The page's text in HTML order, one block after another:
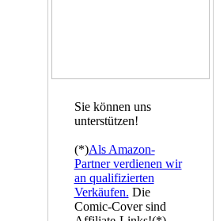
Sie können uns
unterstützen!
(*)Als Amazon-
Partner verdienen wir
an qualifizierten
Verkäufen. Die
Comic-Cover sind